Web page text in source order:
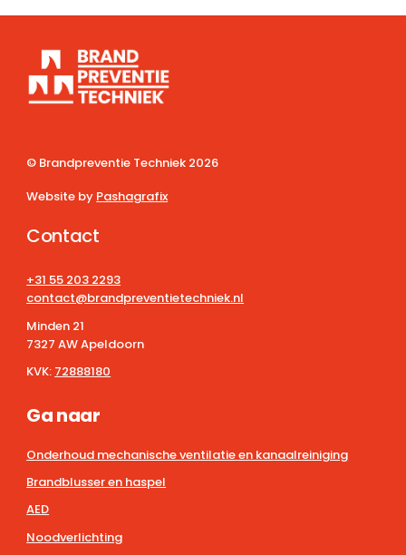
© Brandpreventie Techniek 2026
Website by Pashagrafix
Contact
+31 55 203 2293
contact@brandpreventietechniek.nl
Minden 21
7327 AW Apeldoorn
KVK: 72888180
Ga naar
Onderhoud mechanische ventilatie en kanaalreiniging
Brandblusser en haspel
AED
Noodverlichting